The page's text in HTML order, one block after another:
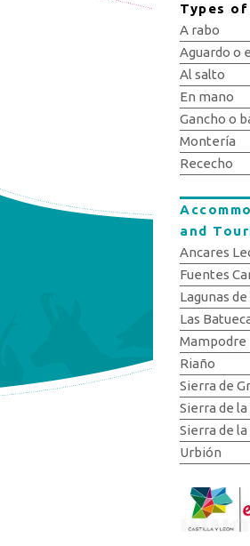
Types
A rabo
Aguardo o
Al salto
En mano
Gancho o
Montería
Rececho
and
Ancares
Fuentes
Lagunas
Las
Mampodre
Riaño
Sierra de
Sierra de
Sierra de
Urbión